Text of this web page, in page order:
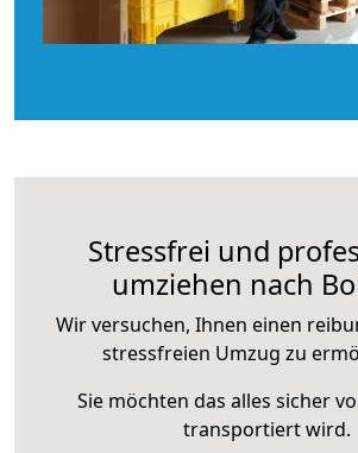
Stressfrei und
umziehen nach
Wir versuchen, Ihnen einen
stressfreien Umzug zu
Sie möchten das alles sicher
transportiert wird.